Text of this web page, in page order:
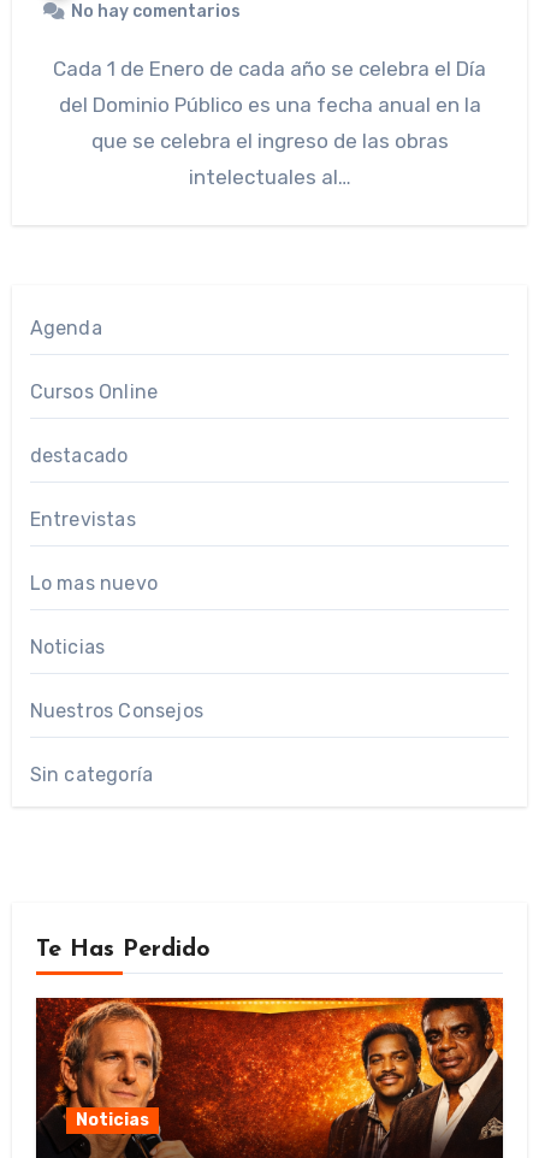
No hay comentarios
Cada 1 de Enero de cada año se celebra el Día
del Dominio Público es una fecha anual en la
que se celebra el ingreso de las obras
intelectuales al…
Agenda
Cursos Online
destacado
Entrevistas
Lo mas nuevo
Noticias
Nuestros Consejos
Sin categoría
Te Has Perdido
Noticias